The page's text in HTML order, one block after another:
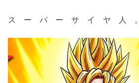
ス ー パ ー サ イ ヤ 人 。